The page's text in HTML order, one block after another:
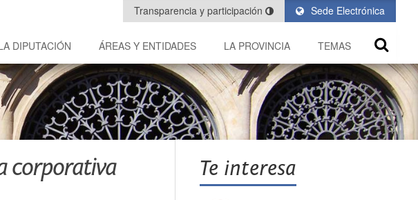
Sede Electrónica
Transparencia y participación
DIPUTACIÓN ÁREAS Y ENTIDADES LA PROVINCIA TEMAS
corporativa Te interesa